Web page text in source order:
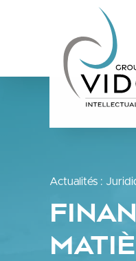
Actualités :